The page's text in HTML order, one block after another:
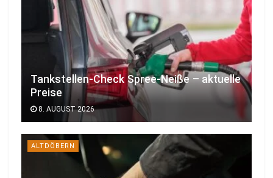
Tankstellen-Check Spree-Neiße – aktuelle
Preise
8. AUGUST 2026
ALTDÖBERN